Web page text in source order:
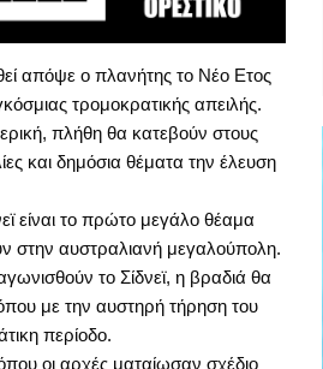
απόψε ο πλανήτης το Νέο Ετος
τρομοκρατικής απειλής.
πλήθη θα κατεβούν στους
και δημόσια θέματα την έλευση
είναι το πρώτο μεγάλο θέαμα
στην αυστραλιανή μεγαλούπολη.
το Σίδνεϊ, η βραδιά θα
με την αυστηρή τήρηση του
περίοδο.
οι αρχές ματαίωσαν σχέδιο